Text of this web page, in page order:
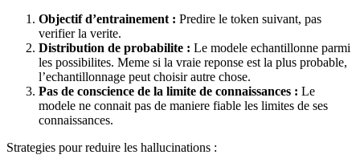
Objectif d’entrainement : Predire le token suivant, pas
verifier la verite.
Distribution de probabilite : Le modele echantillonne parmi
les possibilites. Meme si la vraie reponse est la plus probable,
l’echantillonnage peut choisir autre chose.
Pas de conscience de la limite de connaissances : Le
modele ne connait pas de maniere fiable les limites de ses
connaissances.
Strategies pour reduire les hallucinations :